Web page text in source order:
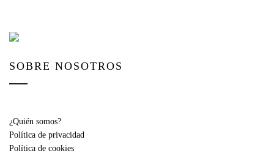
SOBRE NOSOTROS
¿Quién somos?
Política de privacidad
Política de cookies